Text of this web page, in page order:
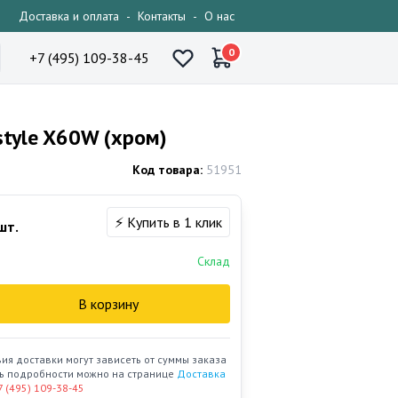
Доставка и оплата - Контакты - О нас
+7 (495) 109-38-45 0
X60W (хром)
Код товара: 51951
⚡ Купить в 1 клик
Склад
В корзину
доставки могут зависеть от суммы заказа
подробности можно на странице Доставка
(495) 109-38-45